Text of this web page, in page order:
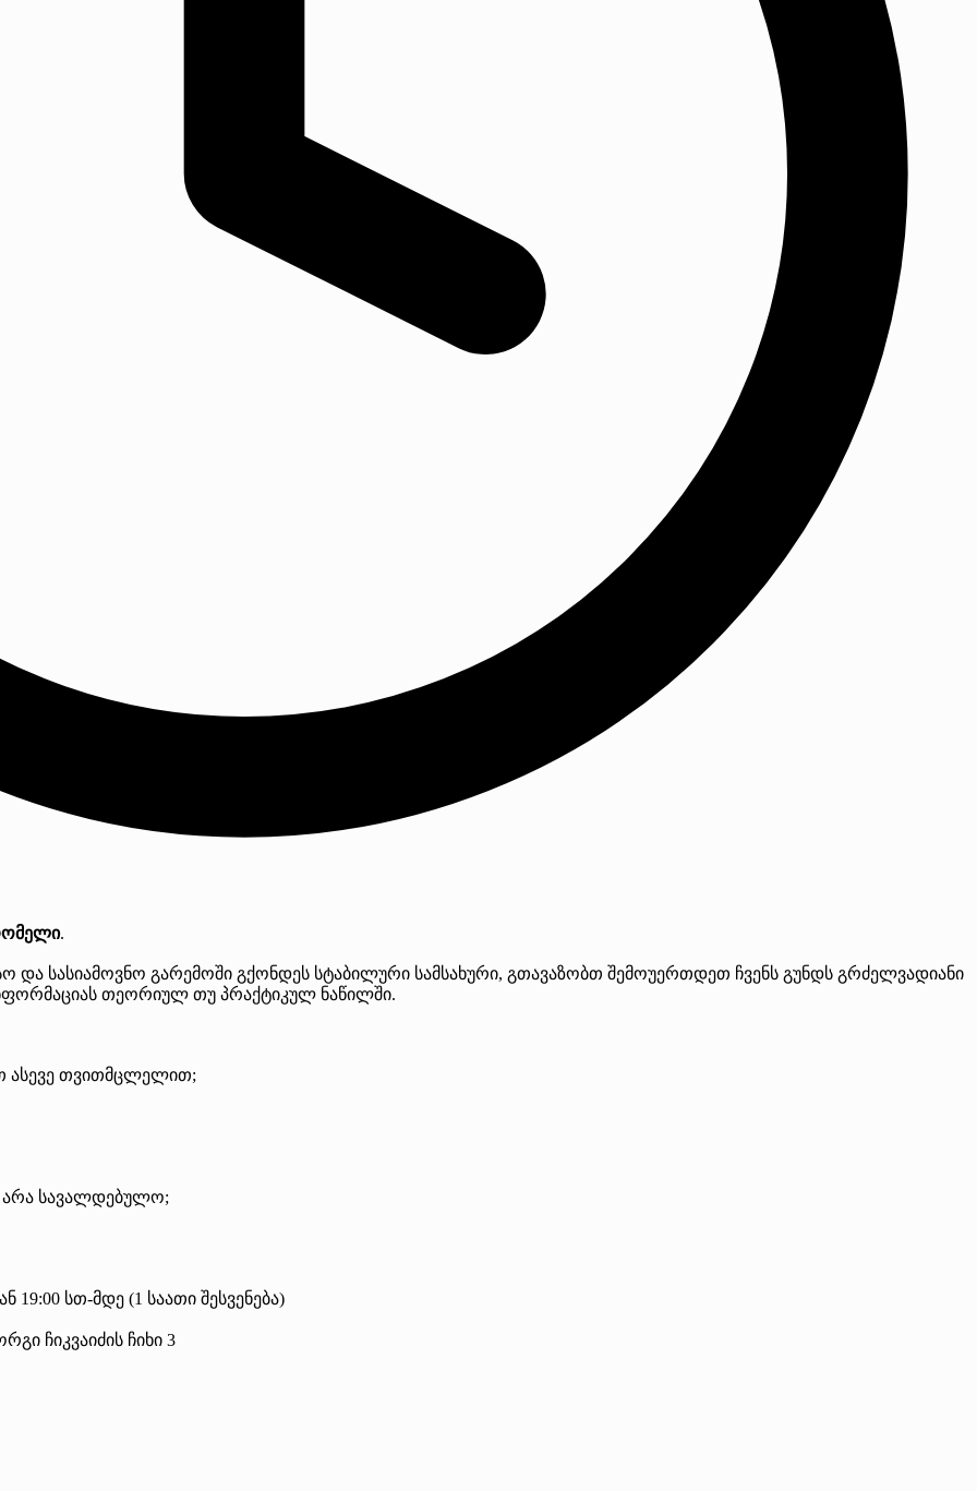
.
და სასიამოვნო გარემოში გქონდეს სტაბილური სამსახური, გთავაზობთ შემოუერთდეთ ჩვენს გუნდს გრძელვადიანი
თეორიულ თუ პრაქტიკულ ნაწილში.
ასევე თვითმცლელით;
არა სავალდებულო;
19:00 სთ-მდე (1 საათი შესვენება)
ჩიკვაიძის ჩიხი 3